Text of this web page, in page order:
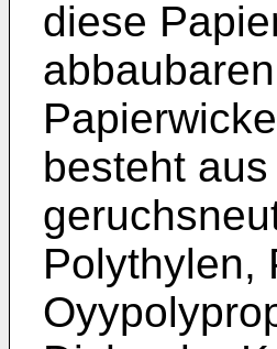
diese
besteht
Polythylen,